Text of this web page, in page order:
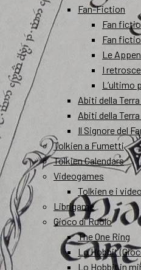
Fan-Fiction
Fan
Fan
Le
I
L’ultimo
Abiti della
Abiti della
Il Signore del
Tolkien a Fumetti
Tolkien Calendars
Videogames
Tolkien e i
Librigame
Gioco di Ruolo
The One Ring
Lo Hobbit
Lo Hobbit in